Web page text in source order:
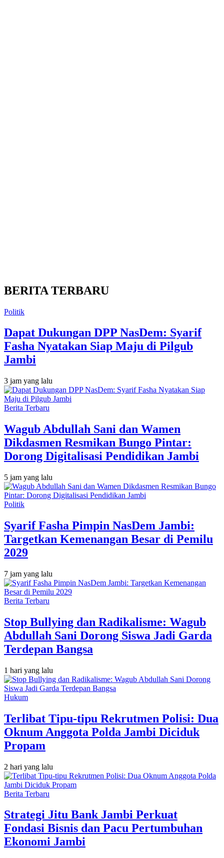
BERITA TERBARU
Politik
Dapat Dukungan DPP NasDem: Syarif
Fasha Nyatakan Siap Maju di Pilgub
Jambi
3 jam yang lalu
Berita Terbaru
Wagub Abdullah Sani dan Wamen
Dikdasmen Resmikan Bungo Pintar:
Dorong Digitalisasi Pendidikan Jambi
5 jam yang lalu
Politik
Syarif Fasha Pimpin NasDem Jambi:
Targetkan Kemenangan Besar di Pemilu
2029
7 jam yang lalu
Berita Terbaru
Stop Bullying dan Radikalisme: Wagub
Abdullah Sani Dorong Siswa Jadi Garda
Terdepan Bangsa
1 hari yang lalu
Hukum
Terlibat Tipu-tipu Rekrutmen Polisi: Dua
Oknum Anggota Polda Jambi Diciduk
Propam
2 hari yang lalu
Berita Terbaru
Strategi Jitu Bank Jambi Perkuat
Fondasi Bisnis dan Pacu Pertumbuhan
Ekonomi Jambi